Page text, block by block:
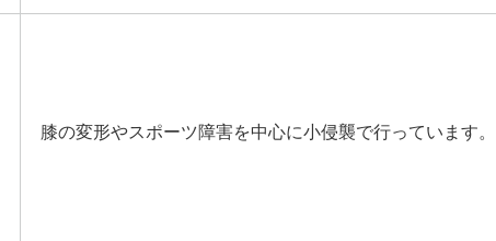
膝の変形やスポーツ障害を中心に小侵襲で行っています。